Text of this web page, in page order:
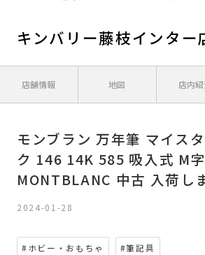
キンバリー藤枝インター
店舗情報 地図 店内
モンブラン 万年筆 マイス
ク 146 14K 585 吸入式 M字
MONTBLANC 中古 入荷し
2024-01-28
#ホビー・おもちゃ #筆記具